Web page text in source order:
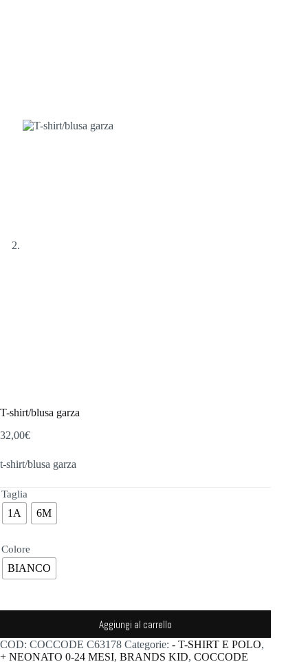
T-shirt/blusa garza
32,00€
t-shirt/blusa garza
Taglia
1A 6M
Colore
BIANCO
Aggiungi al carrello
COD: COCCODE C63178 Categorie: - T-SHIRT E POLO,
+ NEONATO 0-24 MESI, BRANDS KID, COCCODE